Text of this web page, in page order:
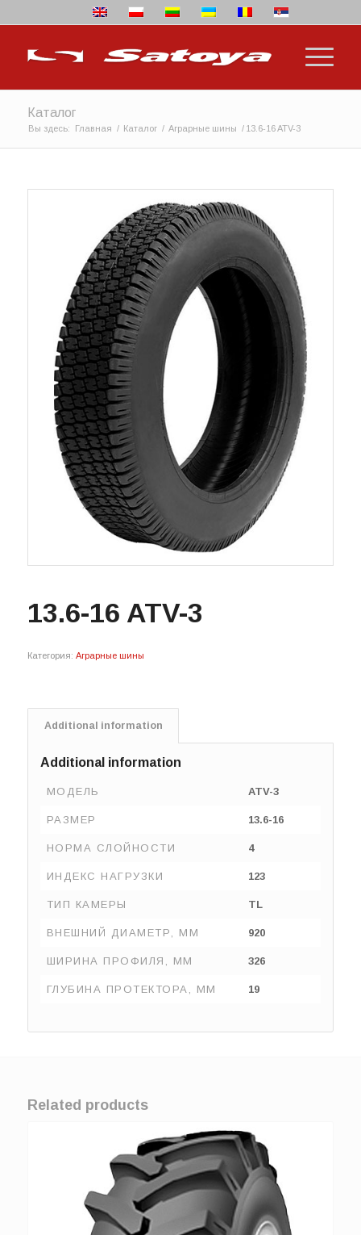
Каталог
Вы здесь: Главная / Каталог / Аграрные шины / 13.6-16 ATV-3
13.6-16 ATV-3
Категория: Аграрные шины
Additional information
Additional information
МОДЕЛЬ ATV-3
РАЗМЕР 13.6-16
НОРМА СЛОЙНОСТИ 4
ИНДЕКС НАГРУЗКИ 123
ТИП КАМЕРЫ TL
ВНЕШНИЙ ДИАМЕТР, ММ 920
ШИРИНА ПРОФИЛЯ, ММ 326
ГЛУБИНА ПРОТЕКТОРА, ММ 19
Related products